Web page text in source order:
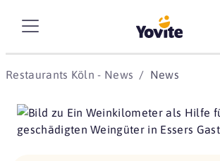
Restaurants Köln - News News